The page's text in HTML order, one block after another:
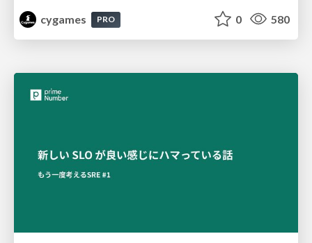
cygames
PRO 0 580